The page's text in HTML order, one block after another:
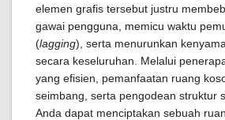
elemen grafis tersebut justru
gawai pengguna, memicu waktu
(lagging), serta menurunkan
secara keseluruhan. Melalui
yang efisien, pemanfaatan ruang
seimbang, serta pengodean struktur
Anda dapat menciptakan sebuah